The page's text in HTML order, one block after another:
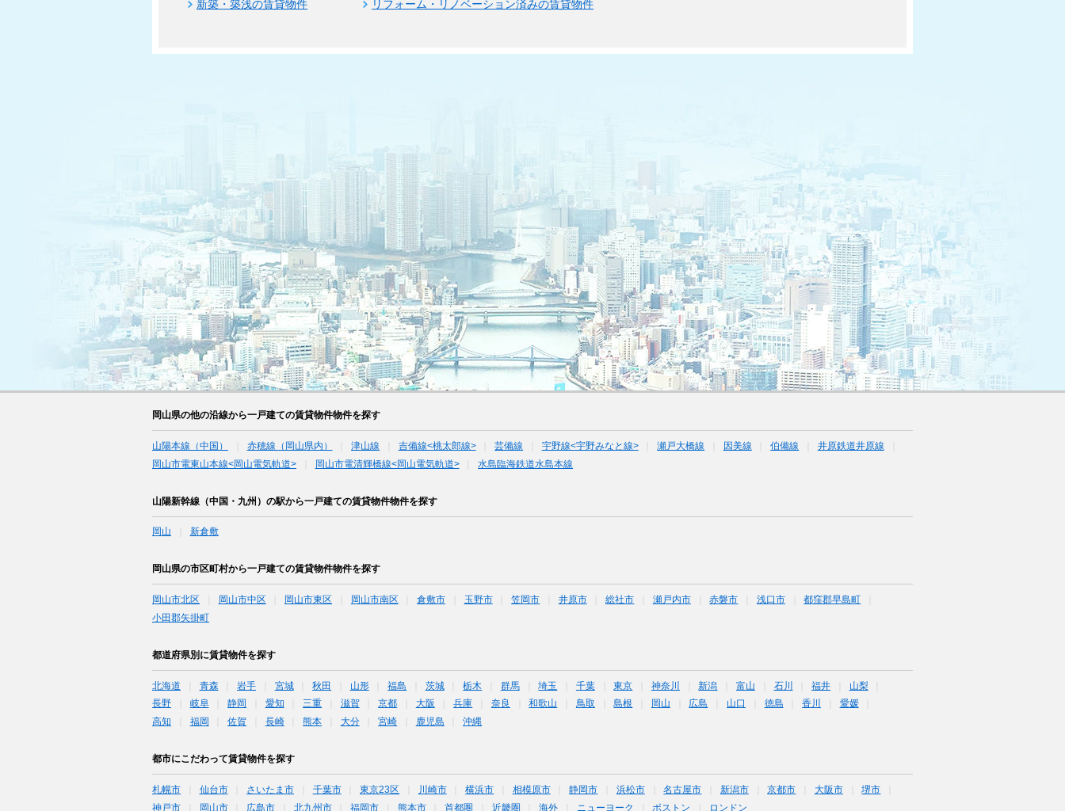
新築・築浅の賃貸物件
リフォーム・リノベーション済みの賃貸物件
岡山県の他の沿線から一戸建ての賃貸物件物件を探す
山陽本線（中国） 赤穂線（岡山県内） 津山線 吉備線<桃太郎線> 芸備線 宇野線<宇野みなと線> 瀬戸大橋線 因美線 伯備線
井原鉄道井原線
岡山市電東山本線<岡山電気軌道>
岡山市電清輝橋線<岡山電気軌道> 水島臨海鉄道水島本線
山陽新幹線（中国・九州）の駅から一戸建ての賃貸物件物件を探す
岡山 新倉敷
岡山県の市区町村から一戸建ての賃貸物件物件を探す
岡山市北区 岡山市中区 岡山市東区 岡山市南区 倉敷市 玉野市 笠岡市 井原市 総社市 瀬戸内市 赤磐市 浅口市
都窪郡早島町
小田郡矢掛町
都道府県別に賃貸物件を探す
北海道 青森 岩手 宮城 秋田 山形 福島 茨城 栃木 群馬 埼玉 千葉 東京 神奈川 新潟 富山 石川 福井
山梨
長野
岐阜 静岡 愛知 三重 滋賀 京都 大阪 兵庫 奈良 和歌山 鳥取 島根 岡山 広島 山口 徳島 香川
愛媛
高知
福岡 佐賀 長崎 熊本 大分 宮崎 鹿児島 沖縄
都市にこだわって賃貸物件を探す
札幌市 仙台市 さいたま市 千葉市 東京23区 川崎市 横浜市 相模原市 静岡市 浜松市 名古屋市 新潟市 京都市 大阪市
堺市
神戸市
岡山市 広島市 北九州市 福岡市 熊本市 首都圏 近畿圏 海外 ニューヨーク ボストン ロンドン